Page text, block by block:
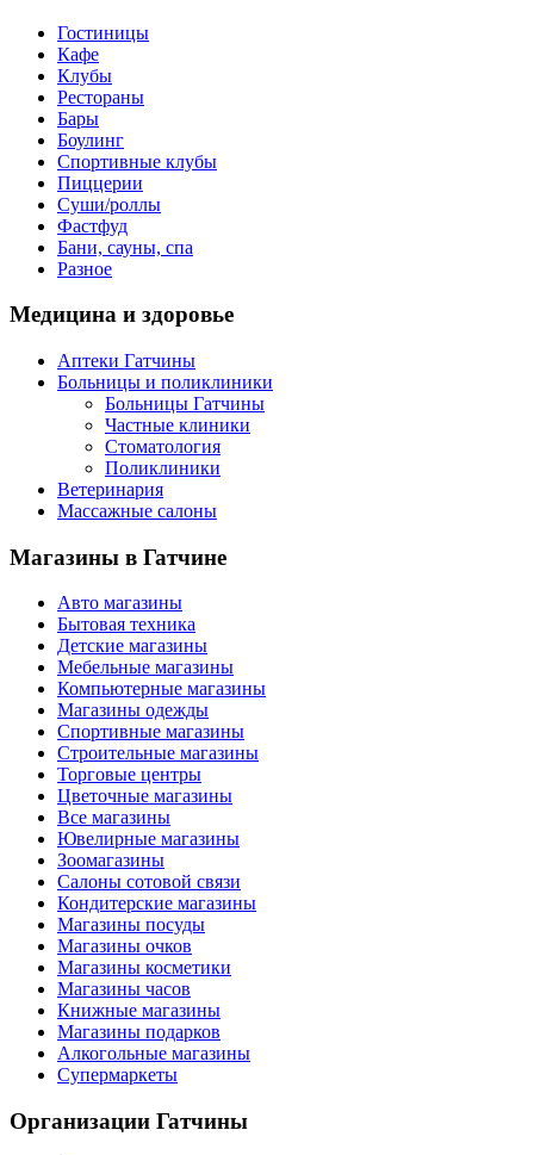
Гостиницы
Кафе
Клубы
Рестораны
Бары
Боулинг
Спортивные клубы
Пиццерии
Суши/роллы
Фастфуд
Бани, сауны, спа
Разное
Медицина и здоровье
Аптеки Гатчины
Больницы и поликлиники
Больницы Гатчины
Частные клиники
Стоматология
Поликлиники
Ветеринария
Массажные салоны
Магазины в Гатчине
Авто магазины
Бытовая техника
Детские магазины
Мебельные магазины
Компьютерные магазины
Магазины одежды
Спортивные магазины
Строительные магазины
Торговые центры
Цветочные магазины
Все магазины
Ювелирные магазины
Зоомагазины
Салоны сотовой связи
Кондитерские магазины
Магазины посуды
Магазины очков
Магазины косметики
Магазины часов
Книжные магазины
Магазины подарков
Алкогольные магазины
Супермаркеты
Организации Гатчины